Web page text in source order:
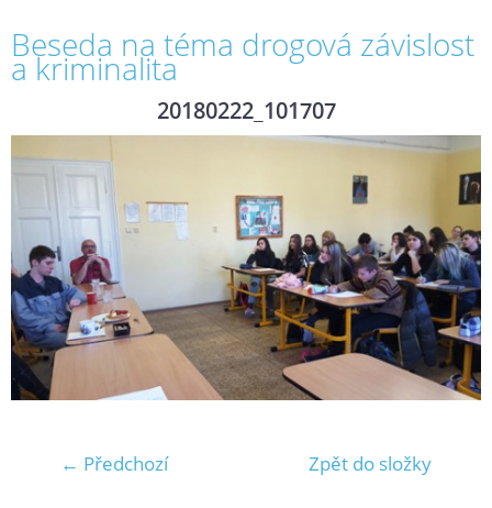
Beseda na téma drogová závislost
a kriminalita
20180222_101707
← Předchozí Zpět do složky